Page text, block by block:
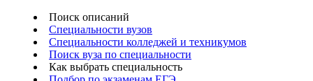
Поиск описаний
Специальности вузов
Специальности колледжей и техникумов
Поиск вуза по специальности
Как выбрать специальность